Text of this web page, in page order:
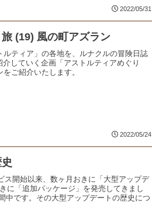
2022/05/31
(19) 風の町アズラン
ルティア」の各地を、ルナクルの冒険日誌
していく企画「アストルティアめぐり
ご紹介いたします。
2022/05/24
ス開始以来、数ヶ月おきに「大型アップデ
に「追加パッケージ」を発売してきまし
中です。その大型アップデートの歴史につ